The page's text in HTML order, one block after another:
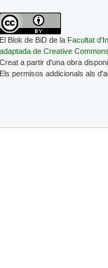
El Blok de BiD de la Facultat
adaptada de Creative
Creat a partir d'una obra
Els permisos addicionals als